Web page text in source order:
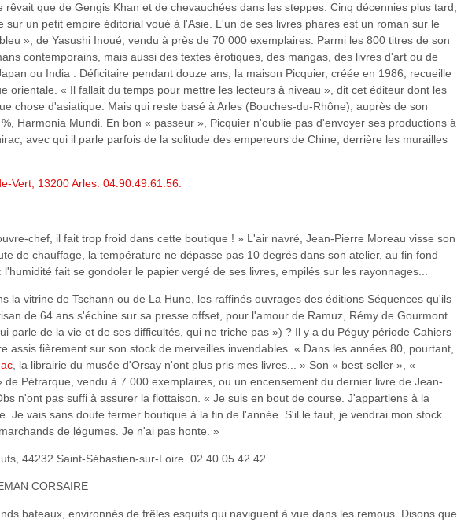
que de Gengis Khan et de chevauchées dans les steppes. Cinq décennies plus tard,
sur un petit empire éditorial voué à l'Asie. L'un de ses livres phares est un roman sur le
», de Yasushi Inoué, vendu à près de 70 000 exemplaires. Parmi les 800 titres de son
contemporains, mais aussi des textes érotiques, des mangas, des livres d'art ou de
ou India . Déficitaire pendant douze ans, la maison Picquier, créée en 1986, recueille
orientale. « Il fallait du temps pour mettre les lecteurs à niveau », dit cet éditeur dont les
chose d'asiatique. Mais qui reste basé à Arles (Bouches-du-Rhône), auprès de son
Harmonia Mundi. En bon « passeur », Picquier n'oublie pas d'envoyer ses productions à
avec qui il parle parfois de la solitude des empereurs de Chine, derrière les murailles
Vert, 13200 Arles. 04.90.49.61.56.
chef, il fait trop froid dans cette boutique ! » L'air navré, Jean-Pierre Moreau visse son
de chauffage, la température ne dépasse pas 10 degrés dans son atelier, au fin fond
fait se gondoler le papier vergé de ses livres, empilés sur les rayonnages...
la vitrine de Tschann ou de La Hune, les raffinés ouvrages des éditions Séquences qu'ils
de 64 ans s'échine sur sa presse offset, pour l'amour de Ramuz, Rémy de Gourmont
parle de la vie et de ses difficultés, qui ne triche pas ») ? Il y a du Péguy période Cahiers
assis fièrement sur son stock de merveilles invendables. « Dans les années 80, pourtant,
, la librairie du musée d'Orsay n'ont plus pris mes livres... » Son « best-seller », «
de Pétrarque, vendu à 7 000 exemplaires, ou un encensement du dernier livre de Jean-
n'ont pas suffi à assurer la flottaison. « Je suis en bout de course. J'appartiens à la
Je vais sans doute fermer boutique à la fin de l'année. S'il le faut, je vendrai mon stock
de légumes. Je n'ai pas honte. »
44232 Saint-Sébastien-sur-Loire. 02.40.05.42.42.
CORSAIRE
bateaux, environnés de frêles esquifs qui naviguent à vue dans les remous. Disons que